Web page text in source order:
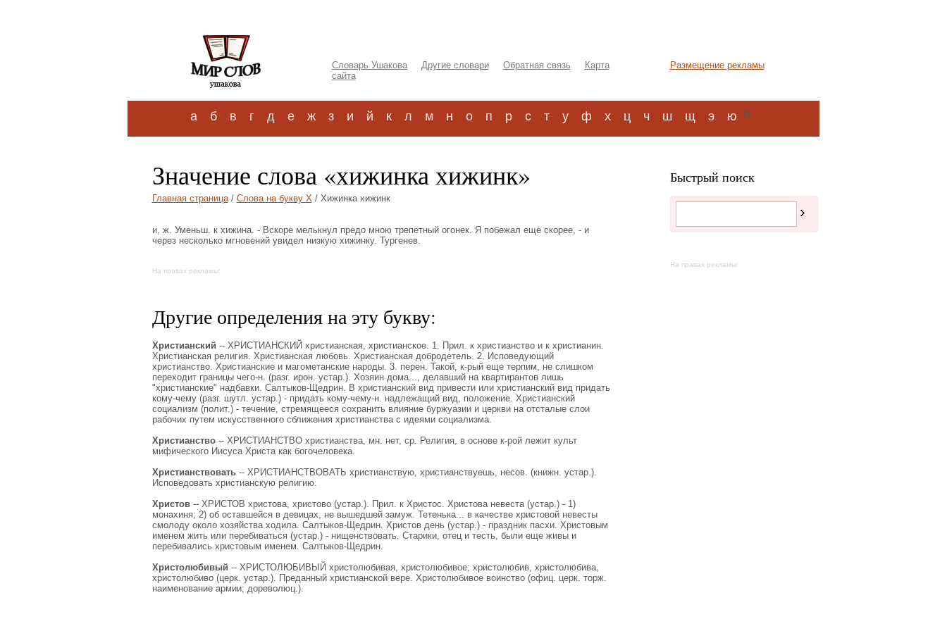
Словарь Ушакова Другие словари Обратная связь
Карта
сайта
Размещение рекламы
а б в г д е ж з и й к л м н о п р с т у ф х ц ч ш щ э ю я
Значение слова «хижинка хижинк»
Главная страница/ Слова на букву Х/ Хижинка хижинк
и, ж. Уменьш. к хижина. - Вскоре мелькнул предо мною трепетный огонек. Я побежал еще скорее, - и
через несколько мгновений увидел низкую хижинку. Тургенев.
На правах рекламы:
Другие определения на эту букву:
Христианский -- ХРИСТИАНСКИЙ христианская, христианское. 1. Прил. к христианство и к христианин.
Христианская религия. Христианская любовь. Христианская добродетель. 2. Исповедующий
христианство. Христианские и магометанские народы. 3. перен. Такой, к-рый еще терпим, не слишком
переходит границы чего-н. (разг. ирон. устар.). Хозяин дома..., делавший на квартирантов лишь
"христианские" надбавки. Салтыков-Щедрин. В христианский вид привести или христианский вид придать
кому-чему (разг. шутл. устар.) - придать кому-чему-н. надлежащий вид, положение. Христианский
социализм (полит.) - течение, стремящееся сохранить влияние буржуазии и церкви на отсталые слои
рабочих путем искусственного сближения христианства с идеями социализма.
Христианство-- ХРИСТИАНСТВО христианства, мн. нет, ср. Религия, в основе к-рой лежит культ
мифического Иисуса Христа как богочеловека.
Христианствовать-- ХРИСТИАНСТВОВАТЬ христианствую, христианствуешь, несов. (книжн. устар.).
Исповедовать христианскую религию.
Христов-- ХРИСТОВ христова, христово (устар.). Прил. к Христос. Христова невеста (устар.) - 1)
монахиня; 2) об оставшейся в девицах, не вышедшей замуж. Тетенька... в качестве христовой невесты
смолоду около хозяйства ходила. Салтыков-Щедрин. Христов день (устар.) - праздник пасхи. Христовым
именем жить или перебиваться (устар.) - нищенствовать. Старики, отец и тесть, были еще живы и
перебивались христовым именем. Салтыков-Щедрин.
Христолюбивый -- ХРИСТОЛЮБИВЫЙ христолюбивая, христолюбивое; христолюбив, христолюбива,
христолюбиво (церк. устар.). Преданный христианской вере. Христолюбивое воинство (офиц. церк. торж.
наименование армии; дореволюц.).
Быстрый поиск
На правах рекламы: